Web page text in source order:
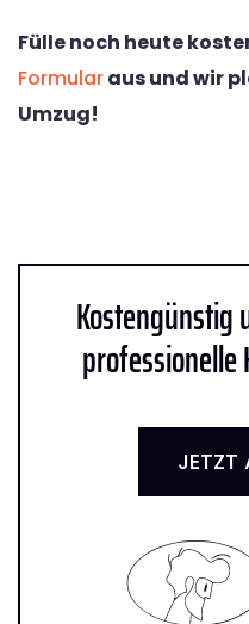
Fülle noch heute
Formularaus und wir
Umzug!
Kostengünstig
JETZT